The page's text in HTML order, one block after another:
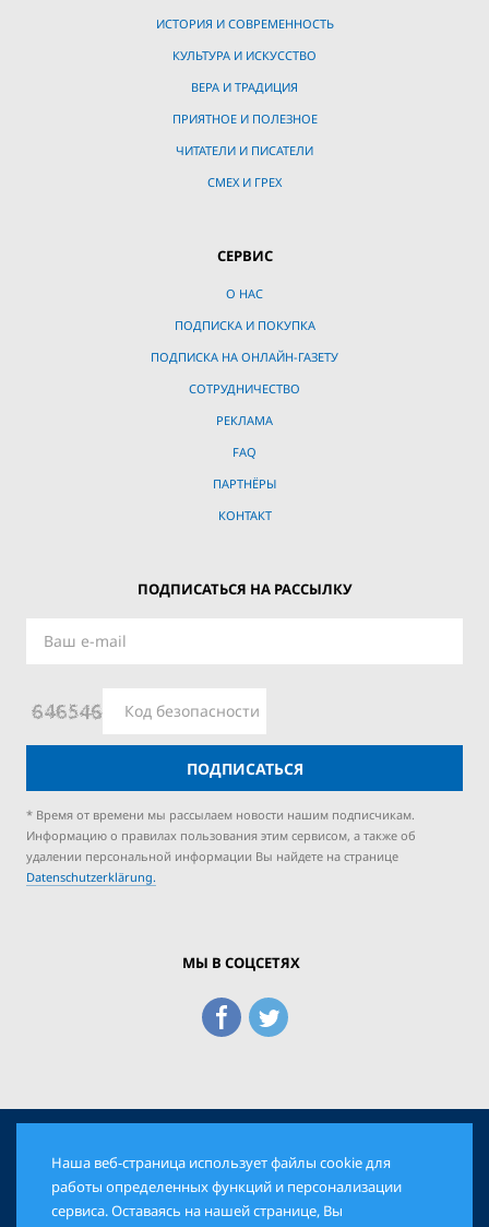
ИСТОРИЯ И СОВРЕМЕННОСТЬ
КУЛЬТУРА И ИСКУССТВО
ВЕРА И ТРАДИЦИЯ
ПРИЯТНОЕ И ПОЛЕЗНОЕ
ЧИТАТЕЛИ И ПИСАТЕЛИ
СМЕХ И ГРЕХ
СЕРВИС
О НАС
ПОДПИСКА И ПОКУПКА
ПОДПИСКА НА ОНЛАЙН-ГАЗЕТУ
СОТРУДНИЧЕСТВО
РЕКЛАМА
FAQ
ПАРТНЁРЫ
КОНТАКТ
ПОДПИСАТЬСЯ НА РАССЫЛКУ
ПОДПИСАТЬСЯ
* Время от времени мы рассылаем новости нашим подписчикам.
Информацию о правилах пользования этим сервисом, а также об
удалении персональной информации Вы найдете на странице
Datenschutzerklärung.
МЫ В СОЦСЕТЯХ
© 2026 Еврейская Панорама. Все права защищены
Наша веб-страница использует файлы cookie для
работы определенных функций и персонализации
сервиса. Оставаясь на нашей странице, Вы